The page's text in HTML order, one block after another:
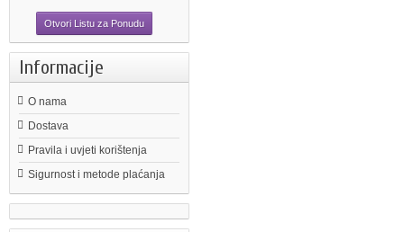
Otvori Listu za Ponudu
Informacije
O nama
Dostava
Pravila i uvjeti korištenja
Sigurnost i metode plaćanja